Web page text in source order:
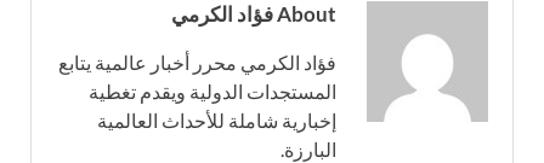
About فؤاد الكرمي
فؤاد الكرمي محرر أخبار عالمية يتابع
المستجدات الدولية ويقدم تغطية
إخبارية شاملة للأحداث العالمية
البارزة.